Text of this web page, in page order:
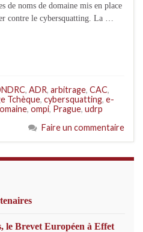
de noms de domaine mis en place
contre le cybersquatting. La …
, ADR, arbitrage, CAC,
Tchèque, cybersquatting, e-
, ompi, Prague, udrp
Faire un commentaire
le Brevet Européen à Effet